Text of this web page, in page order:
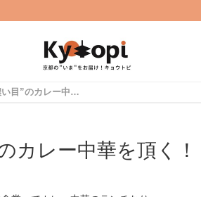
石清水八幡宮の麓で”濃い目”のカレー中華を頂く！「小谷食堂」
カレー中華を頂く！